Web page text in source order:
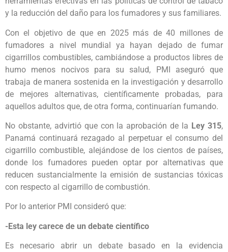
y la reducción del daño para los fumadores y sus familiares.
Con el objetivo de que en 2025 más de 40 millones de
fumadores a nivel mundial ya hayan dejado de fumar
cigarrillos combustibles, cambiándose a productos libres de
humo menos nocivos para su salud, PMI aseguró que
trabaja de manera sostenida en la investigación y desarrollo
de mejores alternativas, científicamente probadas, para
aquellos adultos que, de otra forma, continuarían fumando.
No obstante, advirtió que con la aprobación de la Ley 315,
Panamá continuará rezagado al perpetuar el consumo del
cigarrillo combustible, alejándose de los cientos de países,
donde los fumadores pueden optar por alternativas que
reducen sustancialmente la emisión de sustancias tóxicas
con respecto al cigarrillo de combustión.
Por lo anterior PMI consideró que:
-Esta ley carece de un debate científico
Es necesario abrir un debate basado en la evidencia